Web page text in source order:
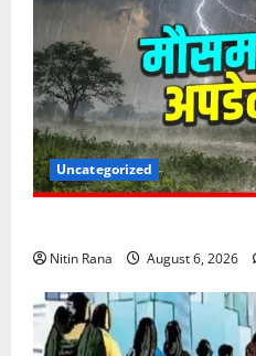
Uncategorized
Nitin Rana August 6, 2026